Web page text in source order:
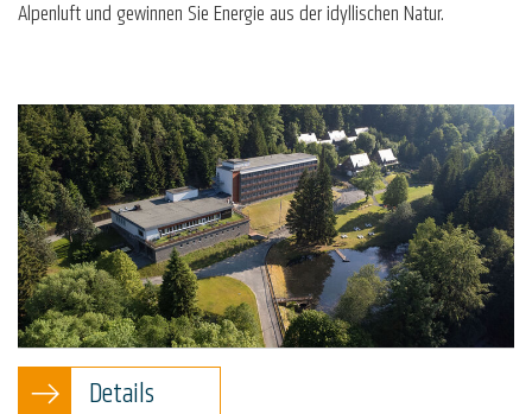
Alpenluft und gewinnen Sie Energie aus der idyllischen Natur.
Details